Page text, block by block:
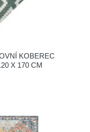
KOBEREC
X 170 CM